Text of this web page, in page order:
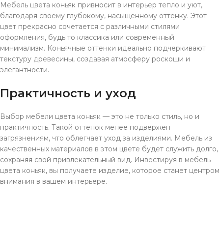
Мебель цвета коньяк привносит в интерьер тепло и уют,
благодаря своему глубокому, насыщенному оттенку. Этот
цвет прекрасно сочетается с различными стилями
оформления, будь то классика или современный
минимализм. Коньячные оттенки идеально подчеркивают
текстуру древесины, создавая атмосферу роскоши и
элегантности.
Практичность и уход
Выбор мебели цвета коньяк — это не только стиль, но и
практичность. Такой оттенок менее подвержен
загрязнениям, что облегчает уход за изделиями. Мебель из
качественных материалов в этом цвете будет служить долго,
сохраняя свой привлекательный вид. Инвестируя в мебель
цвета коньяк, вы получаете изделие, которое станет центром
внимания в вашем интерьере.